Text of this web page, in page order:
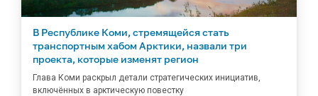
В Республике Коми, стремящейся стать
транспортным хабом Арктики, назвали три
проекта, которые изменят регион
Глава Коми раскрыл детали стратегических инициатив,
включённых в арктическую повестку